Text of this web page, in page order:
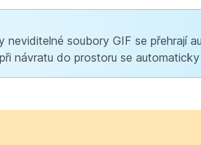
neviditelné soubory GIF se přehrají
návratu do prostoru se